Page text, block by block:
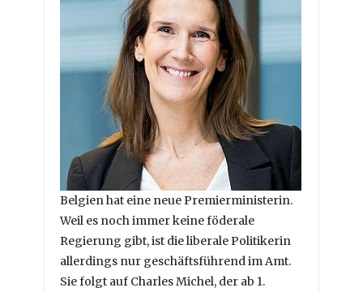
Belgien hat eine neue Premierministerin.
Weil es noch immer keine föderale
Regierung gibt, ist die liberale Politikerin
allerdings nur geschäftsführend im Amt.
Sie folgt auf Charles Michel, der ab 1.